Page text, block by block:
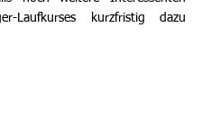
Laufkurses kurzfristig dazu